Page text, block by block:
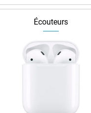
Écouteurs